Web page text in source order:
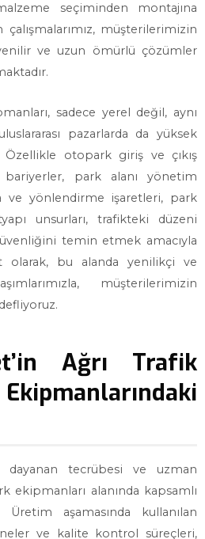
seçiminden montajına
müşterilerimizin
ve uzun ömürlü çözümler
sadece yerel değil, aynı
pazarlarda da yüksek
otopark giriş ve çıkış
bariyerler, park alanı yönetim
ve yönlendirme işaretleri, park
unsurları, trafikteki düzeni
temin etmek amacıyla
olarak, bu alanda yenilikçi ve
müşterilerimizin
Ağrı Trafik
dayanan tecrübesi ve uzman
ekipmanları alanında kapsamlı
Üretim aşamasında kullanılan
ve kalite kontrol süreçleri,